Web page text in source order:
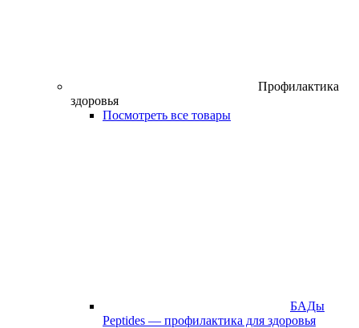
Профилактика
здоровья
Посмотреть все товары
БАДы
Peptides — профилактика для здоровья